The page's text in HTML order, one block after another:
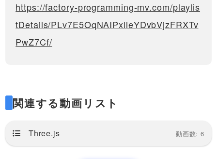
https://factory-programming-mv.com/playlis
tDetails/PLv7E5OqNAIPxlleYDvbVjzFRXTv
PwZ7Cf/
関連する動画リスト
Three.js 動画数: 6